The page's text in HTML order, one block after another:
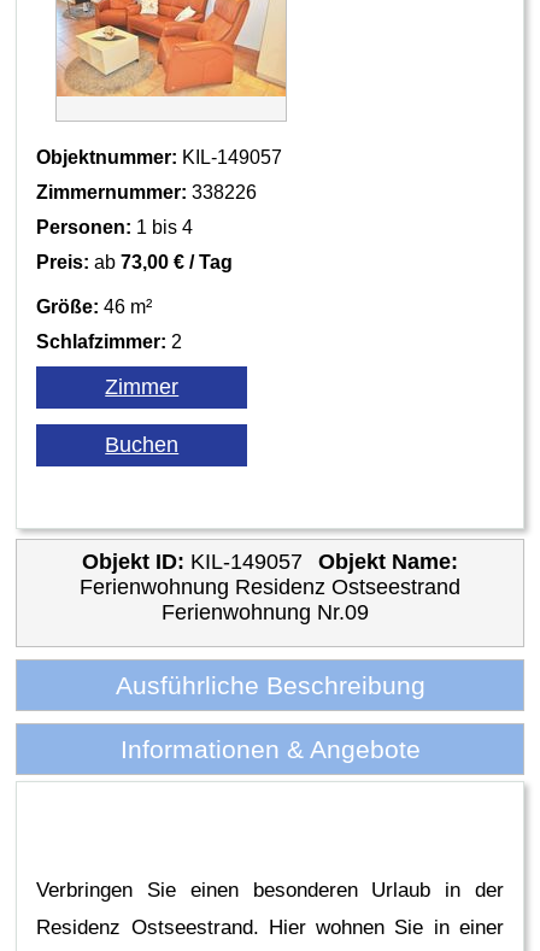
Objektnummer: KIL-149057
Zimmernummer: 338226
Personen: 1 bis 4
Preis: ab73,00 € / Tag
Größe: 46 m²
Schlafzimmer: 2
Objekt ID: KIL-149057
Objekt Name:
Ferienwohnung Residenz Ostseestrand
Ferienwohnung Nr.09
Ausführliche Beschreibung
Informationen & Angebote
Verbringen Sie einen besonderen Urlaub in der
Residenz Ostseestrand. Hier wohnen Sie in einer